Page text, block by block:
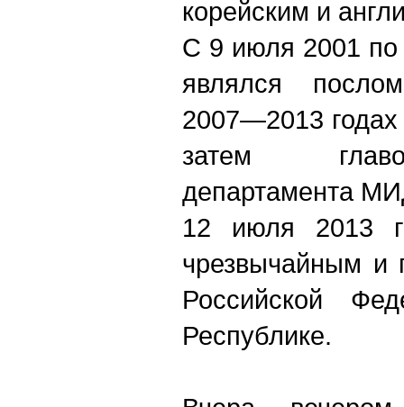
корейским и
С 9 июля 2001 по
являлся
2007—2013
затем
департамента
12 июля 2013
чрезвычайным и
Российской
Республике.